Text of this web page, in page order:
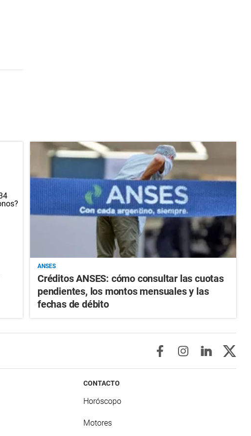
ANSES
Créditos ANSES: cómo consultar las cuotas
pendientes, los montos mensuales y las
fechas de débito
CONTACTO
Horóscopo
Motores